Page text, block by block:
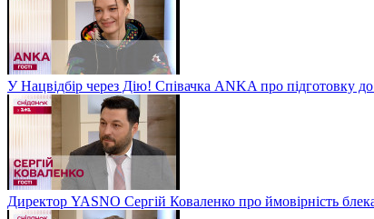
У Нацвідбір через Дію! Співачка ANKA про підготовку
Директор YASNO Сергій Коваленко про ймовірність